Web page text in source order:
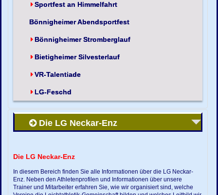
Sportfest an Himmelfahrt
Bönnigheimer Abendsportfest
Bönnigheimer Stromberglauf
Bietigheimer Silvesterlauf
VR-Talentiade
LG-Feschd
Die LG Neckar-Enz
Die LG Neckar-Enz
In diesem Bereich finden Sie alle Informationen über die LG Neckar-
Enz. Neben den Athletenprofilen und Informationen über unsere
Trainer und Mitarbeiter erfahren Sie, wie wir organisiert sind, welche